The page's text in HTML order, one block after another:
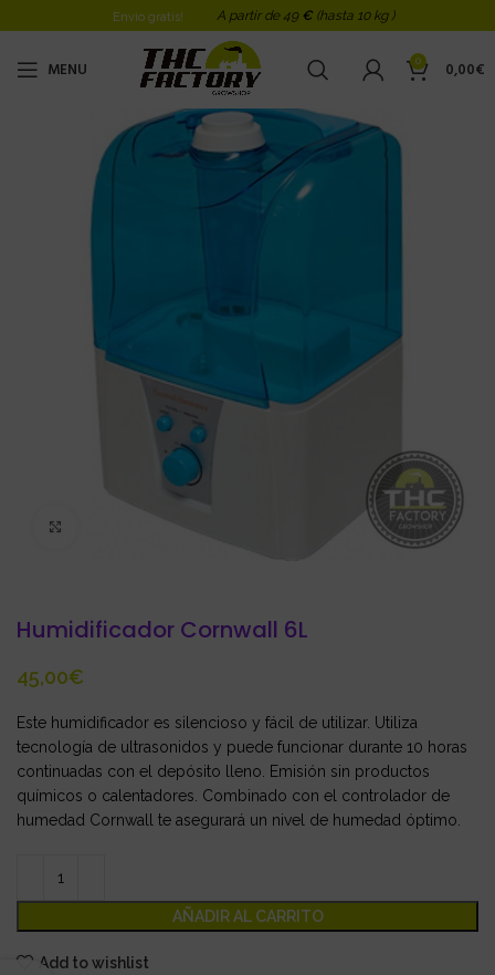
Envio gratis! A partir de 49 € (hasta 10 kg )
MENU 0 0,00€
Humidificador Cornwall 6L
€
Este humidificador es silencioso y fácil de utilizar. Utiliza
tecnología de ultrasonidos y puede funcionar durante 10 horas
continuadas con el depósito lleno. Emisión sin productos
químicos o calentadores. Combinado con el controlador de
humedad Cornwall te asegurará un nivel de humedad óptimo.
AÑADIR AL CARRITO
Add to wishlist